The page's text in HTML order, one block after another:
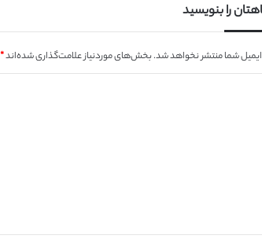
را بنویسید
شما منتشر نخواهد شد.بخش‌های موردنیاز علامت‌گذاری شده‌اند*